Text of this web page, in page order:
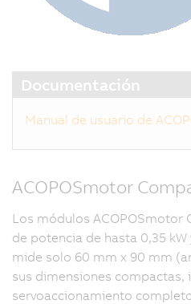
Documentación
Manual de usuario de
ACOPOSmotor
Los módulos ACOPOSmotor
de potencia de hasta 0,35
mide solo 60 mm x 90 mm
sus dimensiones compactas,
servoaccionamiento